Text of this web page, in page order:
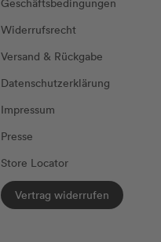
Geschäftsbedingungen
Widerrufsrecht
Versand & Rückgabe
Datenschutzerklärung
Impressum
Presse
Store Locator
Vertrag widerrufen